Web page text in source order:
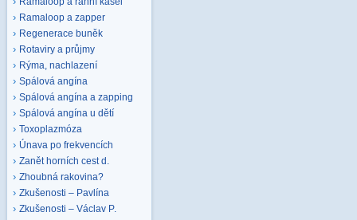
Ramaloop a zapper
Regenerace buněk
Rotaviry a průjmy
Rýma, nachlazení
Spálová angína
Spálová angína a zapping
Spálová angína u dětí
Toxoplazmóza
Únava po frekvencích
Zanět horních cest d.
Zhoubná rakovina?
Zkušenosti – Pavlína
Zkušenosti – Václav P.